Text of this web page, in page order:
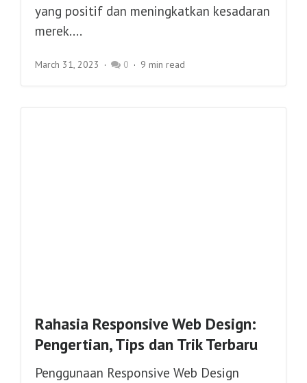
yang positif dan meningkatkan kesadaran
merek....
March 31, 2023 0 9 min read
Rahasia Responsive Web Design:
Pengertian, Tips dan Trik Terbaru
Penggunaan Responsive Web Design